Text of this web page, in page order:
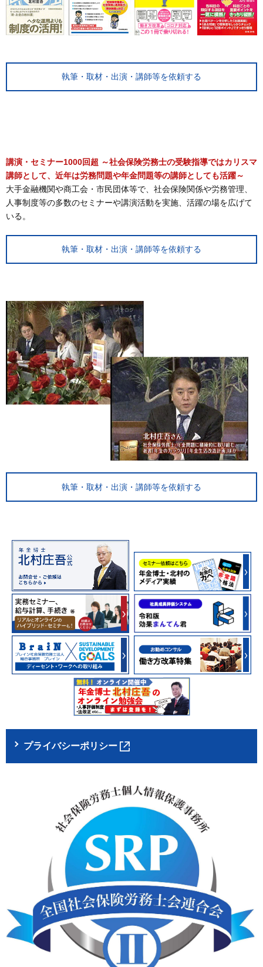
執筆・取材・出演・講師等を依頼する
講演・セミナー1000回超 ～社会保険労務士の受験指導ではカリスマ
講師として、近年は労務問題や年金問題等の講師としても活躍～
大手金融機関や商工会・市民団体等で、社会保険関係や労務管理、
人事制度等の多数のセミナーや講演活動を実施、活躍の場を広げて
いる。
執筆・取材・出演・講師等を依頼する
執筆・取材・出演・講師等を依頼する
プライバシーポリシー